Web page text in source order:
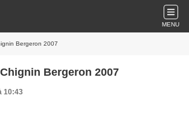
MENU
Bergeron 2007
Bergeron 2007
10:43